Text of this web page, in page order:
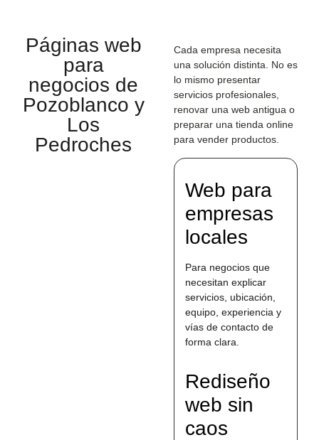
Páginas web
para
negocios de
Pozoblanco y
Los
Pedroches
Cada empresa necesita
una solución distinta. No es
lo mismo presentar
servicios profesionales,
renovar una web antigua o
preparar una tienda online
para vender productos.
Web para
empresas
locales
Para negocios que
necesitan explicar
servicios, ubicación,
equipo, experiencia y
vías de contacto de
forma clara.
Rediseño
web sin
caos